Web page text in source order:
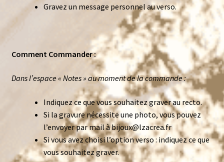
Gravez un message personnel au verso.
Comment Commander :
Dans l’espace « Notes » au moment de la commande :
Indiquez ce que vous souhaitez graver au recto.
Si la gravure nécessite une photo, vous pouvez
l’envoyer par mail à bijoux@lzacrea.fr
Si vous avez choisi l’option verso : indiquez ce que
vous souhaitez graver.